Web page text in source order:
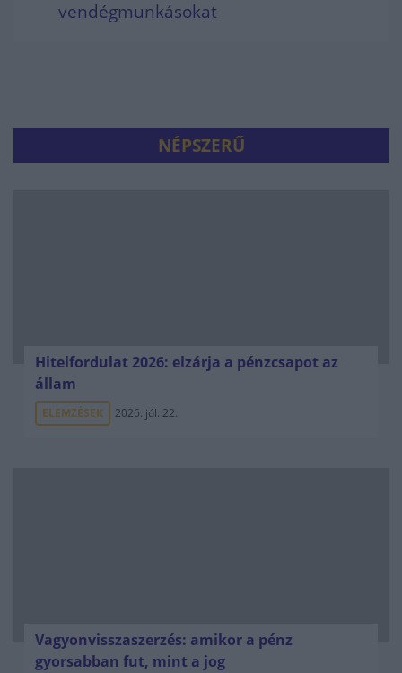
vendégmunkásokat
NÉPSZERŰ
Hitelfordulat 2026: elzárja a pénzcsapot az
állam
ELEMZÉSEK 2026. júl. 22.
Vagyonvisszaszerzés: amikor a pénz
gyorsabban fut, mint a jog